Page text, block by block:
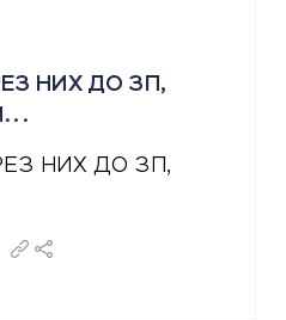
НИХ ДО ЗП,
НИХ ДО ЗП,